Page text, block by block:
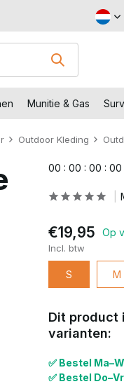
vanaf €99,-
Munitie & Gas
Outdoor Kleding
00 : 00 : 00 : 00
€19,95 Op
Incl. btw
S M
Dit product
varianten:
✅ Bestel
✅ Bestel